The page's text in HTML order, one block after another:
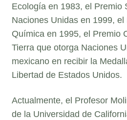
Ecología en 1983, el Premio
Naciones Unidas en 1999,
Química en 1995, el Premio
Tierra que otorga Naciones
mexicano en recibir la
Libertad de Estados Unidos.
Actualmente, el Profesor
de la Universidad de